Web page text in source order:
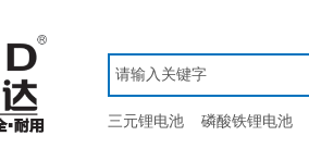
三元锂电池 磷酸铁锂电池